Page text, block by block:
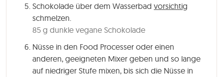
Schokolade über dem Wasserbad vorsichtig
schmelzen.
85 g dunkle vegane Schokolade
Nüsse in den Food Processer oder einen
anderen, geeigneten Mixer geben und so lange
auf niedriger Stufe mixen, bis sich die Nüsse in